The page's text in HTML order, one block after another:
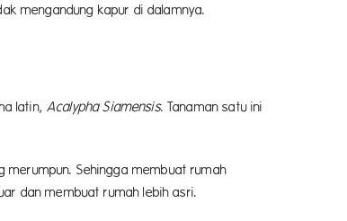
mengandung kapur di dalamnya.
latin, Acalypha Siamensis. Tanaman satu ini
Sehingga membuat rumah
dan membuat rumah lebih asri.